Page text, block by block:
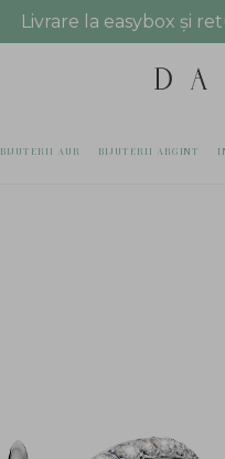
Livrare la easybox și
BIJUTERII AUR BIJUTERII ARGINT